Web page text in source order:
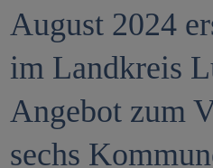
August 2024
im Landkreis
Angebot zum
sechs